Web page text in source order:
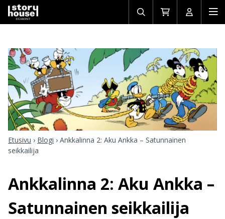
Avaa/sulje
haku
Siirry
ostoskoriin
Avaa/
Etusivu › Blogi › Ankkalinna 2: Aku Ankka – Satunnainen
seikkailija
Ankkalinna 2: Aku Ankka –
Satunnainen seikkailija